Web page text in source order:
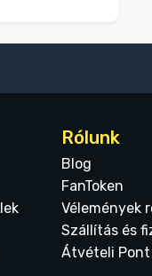
Rólunk
Blog
FanToken
Vélemények
Szállítás és
Átvételi Pont